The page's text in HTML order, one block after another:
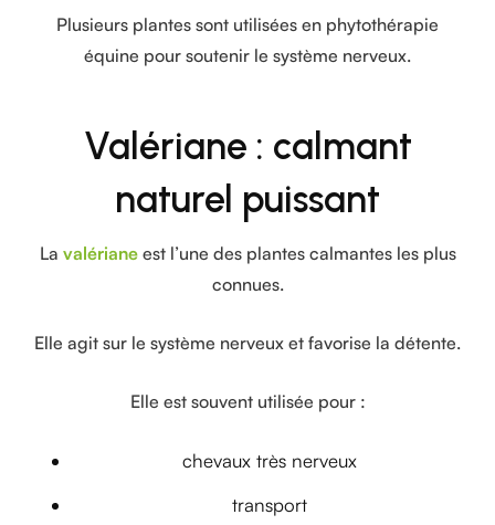
Plusieurs plantes sont utilisées en phytothérapie
équine pour soutenir le système nerveux.
Valériane : calmant
naturel puissant
La valérianeest l’une des plantes calmantes les plus
connues.
Elle agit sur le système nerveux et favorise la détente.
Elle est souvent utilisée pour :
chevaux très nerveux
transport